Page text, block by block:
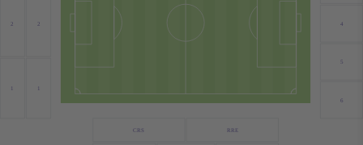
6
5
4
RRE
CRS
2 2